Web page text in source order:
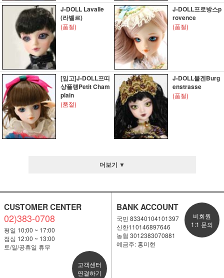
J-DOLL Lavalle
(라벨르)
(품절)
J-DOLL프로방스p
rovence
(품절)
[입고]J-DOLL프띠
샹플랭Petit Cham
plain
(품절)
J-DOLL뷸겐Burg
enstrasse
(품절)
더보기 ▼
CUSTOMER CENTER
02)383-0708
평일 10;00 ~ 17:00
점심 12:00 ~ 13:00
토/일/공휴일 휴무
고객센터
연결하기
BANK ACCOUNT
국민 83340104101397
신한110146897646
농협 3012383070881
예금주: 홍미현
비회원
1:1 문의